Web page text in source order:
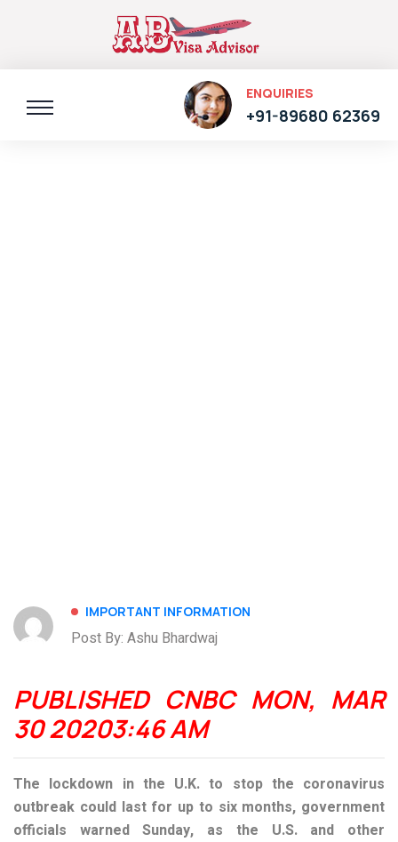
ENQUIRIES
+91-89680 62369
IMPORTANT INFORMATION
Post By: Ashu Bhardwaj
PUBLISHED CNBC MON, MAR
30 20203:46 AM
The lockdown in the U.K. to stop the coronavirus
outbreak could last for up to six months, government
officials warned Sunday, as the U.S. and other